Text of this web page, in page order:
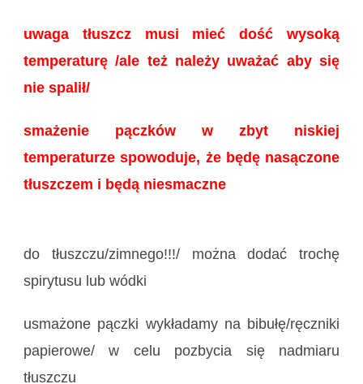
uwaga tłuszcz musi mieć dość wysoką
temperaturę /ale też należy uważać aby się
nie spalił/
smażenie pączków w zbyt niskiej
temperaturze spowoduje, że będę nasączone
tłuszczem i będą niesmaczne
do tłuszczu/zimnego!!!/ można dodać trochę
spirytusu lub wódki
usmażone pączki wykładamy na bibułę/ręczniki
papierowe/ w celu pozbycia się nadmiaru
tłuszczu